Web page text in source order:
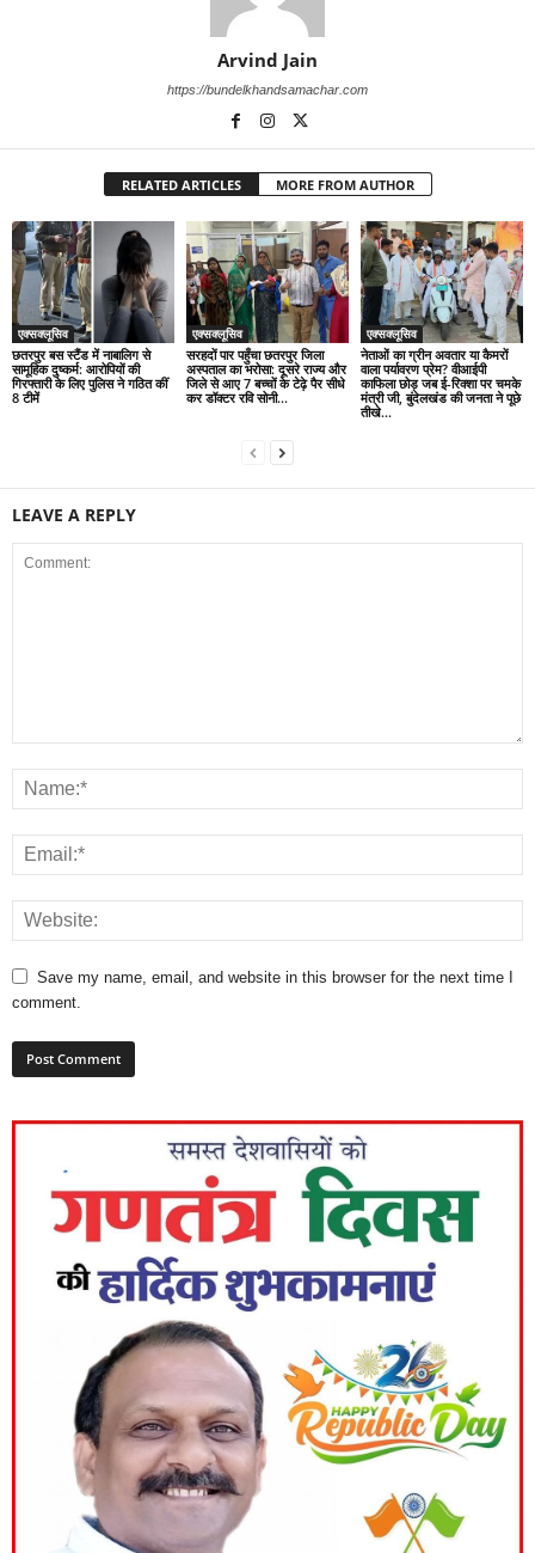
Arvind Jain
https://bundelkhandsamachar.com
RELATED ARTICLES MORE FROM AUTHOR
एक्सक्लूसिव
छतरपुर बस स्टैंड में नाबालिग से
सामूहिक दुष्कर्म: आरोपियों की
गिरफ्तारी के लिए पुलिस ने गठित कीं
8 टीमें
एक्सक्लूसिव
सरहदों पार पहुँचा छतरपुर जिला
अस्पताल का भरोसा: दूसरे राज्य और
जिले से आए 7 बच्चों के टेढ़े पैर सीधे
कर डॉक्टर रवि सोनी...
एक्सक्लूसिव
नेताओं का ग्रीन अवतार या कैमरों
वाला पर्यावरण प्रेम? वीआईपी
काफिला छोड़ जब ई-रिक्शा पर चमके
मंत्री जी, बुंदेलखंड की जनता ने पूछे
तीखे...
LEAVE A REPLY
Save my name, email, and website in this browser for the next time I
comment.